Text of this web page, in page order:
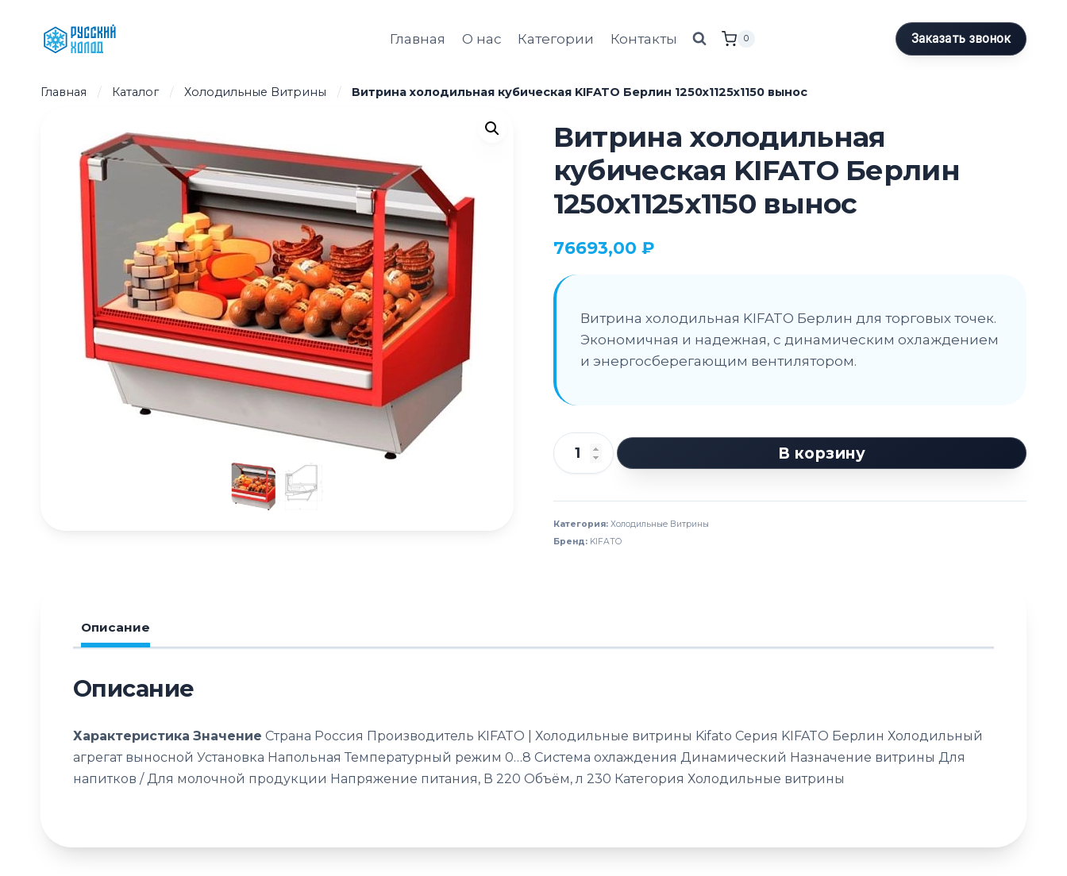
содержимому
Главная О нас Категории Контакты 0 Заказать звонок
Главная / Каталог / Холодильные Витрины / Витрина холодильная кубическая KIFATO Берлин 1250х1125х1150 вынос
Витрина холодильная
кубическая KIFATO Берлин
1250х1125х1150 вынос
76693,00 ₽
Витрина холодильная KIFATO Берлин для торговых точек.
Экономичная и надежная, с динамическим охлаждением
и энергосберегающим вентилятором.
Количество
Витрина
холодильная
кубическая
В корзину
Категория: Холодильные Витрины
Бренд: KIFATO
Описание
Описание
Характеристика Значение Страна Россия Производитель KIFATO | Холодильные витрины Kifato Серия KIFATO Берлин Холодильный
агрегат выносной Установка Напольная Температурный режим 0…8 Система охлаждения Динамический Назначение витрины Для
напитков / Для молочной продукции Напряжение питания, В 220 Объём, л 230 Категория Холодильные витрины